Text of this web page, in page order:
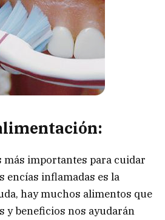
más importantes para cuidar
encías inflamadas es la
hay muchos alimentos que
y beneficios nos ayudarán